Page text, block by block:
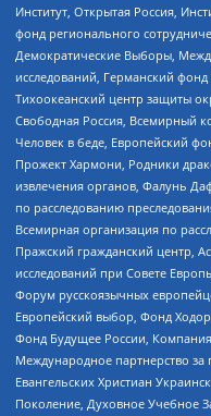
Институт, Открытая Россия,
фонд регионального
Демократические Выборы,
исследований, Германский
Тихоокеанский центр защиты
Свободная Россия, Всемирный
Человек в беде, Европейский
Прожект Хармони, Родники
извлечения органов, Фалунь
по расследованию
Всемирная организация по
Пражский гражданский центр,
исследований при Совете
Форум русскоязычных
Европейский выбор, Фонд
Фонд Будущее России,
Международное партнерство
Евангельских Христиан
Поколение, Духовное Учебное